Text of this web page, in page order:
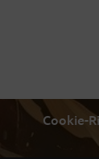
Cookie-